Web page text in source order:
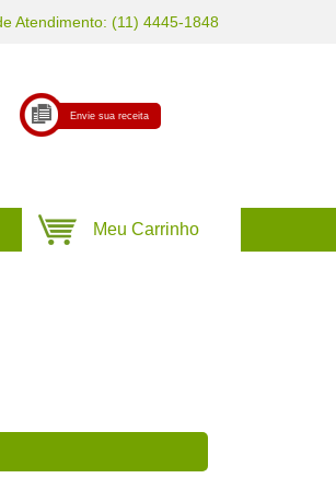
Atendimento: (11) 4445-1848
Envie sua receita